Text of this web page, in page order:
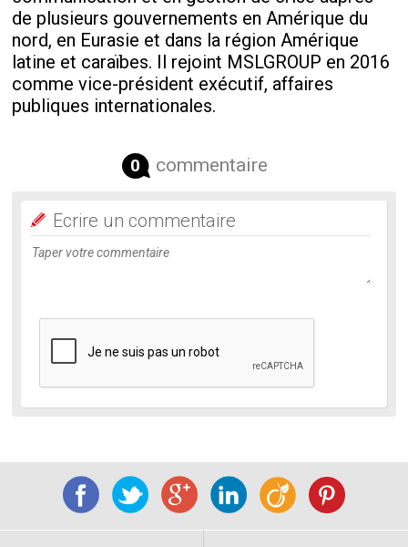
de plusieurs gouvernements en Amérique du
nord, en Eurasie et dans la région Amérique
latine et caraïbes. Il rejoint MSLGROUP en 2016
comme vice-président exécutif, affaires
publiques internationales.
0 commentaire
Ecrire un commentaire